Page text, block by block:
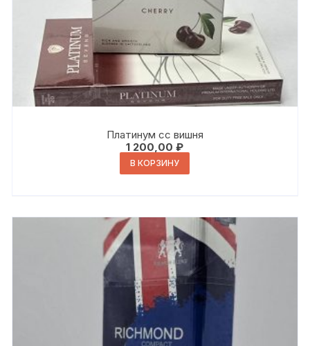
Платинум сс вишня
1 200,00₽
В КОРЗИНУ